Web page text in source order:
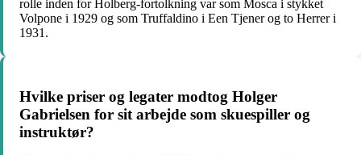
rolle inden for Holberg-fortolkning var som Mosca i stykket
Volpone i 1929 og som Truffaldino i Een Tjener og to Herrer i
1931.
Hvilke priser og legater modtog Holger
Gabrielsen for sit arbejde som skuespiller og
instruktør?